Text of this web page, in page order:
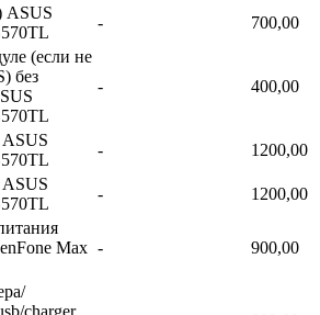
ASUS
-
700,00
(если не
без
- 400,00
-
1200,00
-
1200,00
Max - 900,00